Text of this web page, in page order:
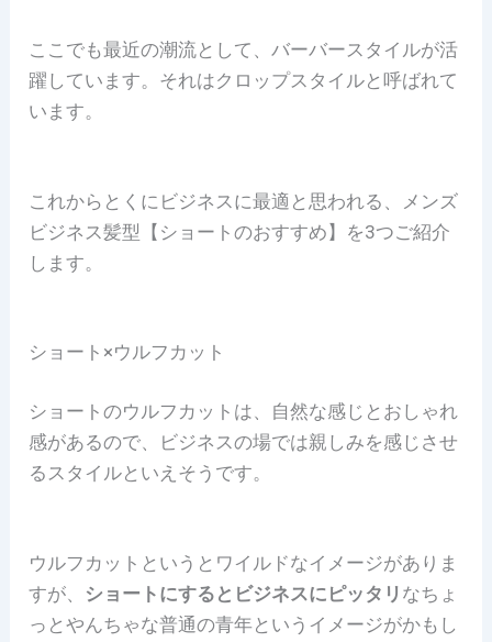
ここでも最近の潮流として、バーバースタイルが活
躍しています。それはクロップスタイルと呼ばれて
います。
これからとくにビジネスに最適と思われる、メンズ
ビジネス髪型【ショートのおすすめ】を3つご紹介
します。
ショート×ウルフカット
ショートのウルフカットは、自然な感じとおしゃれ
感があるので、ビジネスの場では親しみを感じさせ
るスタイルといえそうです。
ウルフカットというとワイルドなイメージがありま
すが、 ショートにするとビジネスにピッタリ なちょ
っとやんちゃな普通の青年というイメージがかもし